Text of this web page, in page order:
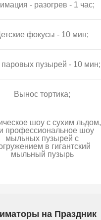
- разогрев - 1 час;
фокусы - 10 мин;
пузырей - 10 мин;
Вынос тортика;
шоу с сухим льдом,
профессиональное шоу
мыльных пузырей с
в гигантский
мыльный пузырь
на Праздник